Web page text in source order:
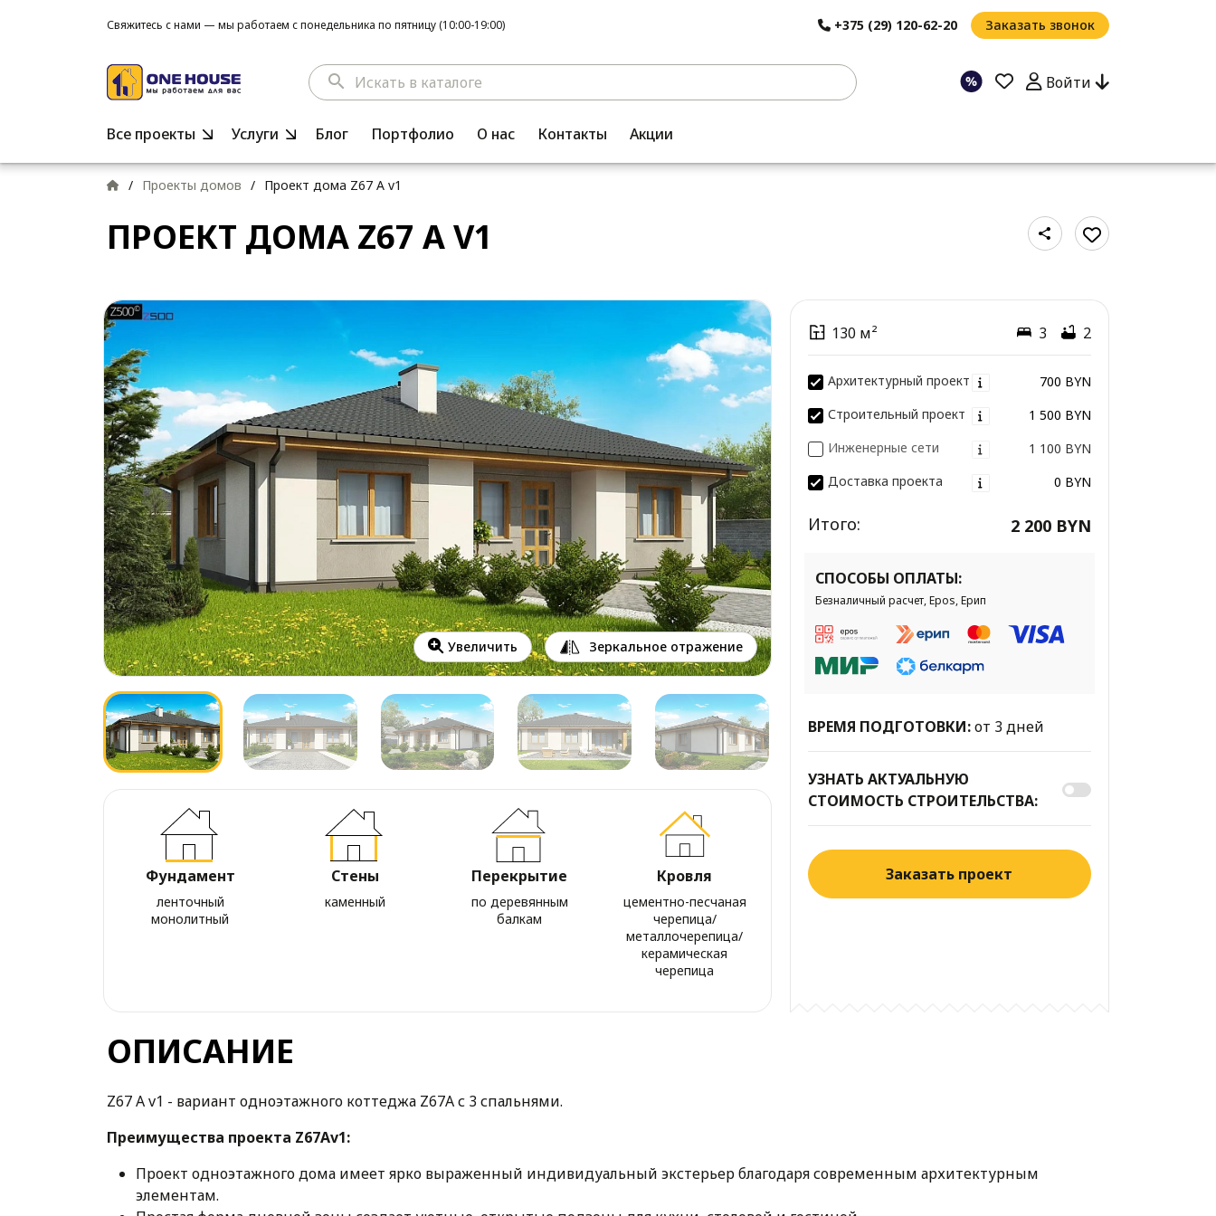
Свяжитесь с нами — мы работаем с понедельника по пятницу (10:00-19:00) +375 (29) 120-62-20 Заказать звонок
search Войти
Все проекты Услуги Блог Портфолио О нас Контакты Акции
/ Проекты домов / Проект дома Z67 A v1
ПРОЕКТ ДОМА Z67 A V1
Увеличить Зеркальное отражение
Фундамент
ленточный
монолитный
Стены
каменный
Перекрытие
по деревянным
балкам
Кровля
цементно-песчаная
черепица/
металлочерепица/
керамическая
черепица
130 м² 3 2
Архитектурный проект
700 BYN
Строительный проект
1 500 BYN
Инженерные сети
1 100 BYN
Доставка проекта
0 BYN
Итого: 2 200 BYN
СПОСОБЫ ОПЛАТЫ:
Безналичный расчет, Epos, Ерип
ВРЕМЯ ПОДГОТОВКИ:от 3 дней
УЗНАТЬ АКТУАЛЬНУЮ
СТОИМОСТЬ СТРОИТЕЛЬСТВА:
Заказать проект
ОПИСАНИЕ
Z67 A v1 - вариант одноэтажного коттеджа Z67A с 3 спальнями.
Преимущества проекта Z67Аv1:
Проект одноэтажного дома имеет ярко выраженный индивидуальный экстерьер благодаря современным архитектурным
элементам.